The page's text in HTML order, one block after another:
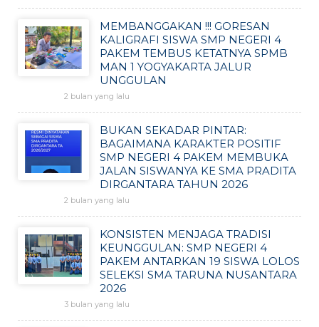
MEMBANGGAKAN !!! GORESAN
KALIGRAFI SISWA SMP NEGERI 4
PAKEM TEMBUS KETATNYA SPMB
MAN 1 YOGYAKARTA JALUR
UNGGULAN
2 bulan yang lalu
BUKAN SEKADAR PINTAR:
BAGAIMANA KARAKTER POSITIF
SMP NEGERI 4 PAKEM MEMBUKA
JALAN SISWANYA KE SMA PRADITA
DIRGANTARA TAHUN 2026
2 bulan yang lalu
KONSISTEN MENJAGA TRADISI
KEUNGGULAN: SMP NEGERI 4
PAKEM ANTARKAN 19 SISWA LOLOS
SELEKSI SMA TARUNA NUSANTARA
2026
3 bulan yang lalu